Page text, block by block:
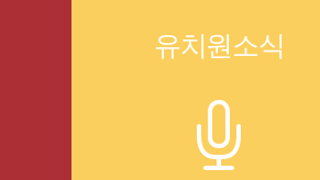
유치원소식